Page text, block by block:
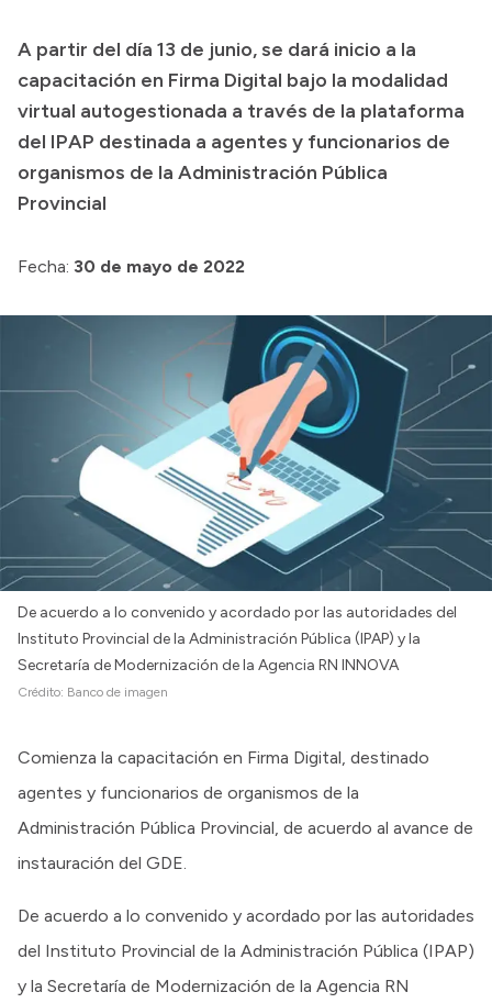
A partir del día 13 de junio, se dará inicio a la
capacitación en Firma Digital bajo la modalidad
virtual autogestionada a través de la plataforma
del IPAP destinada a agentes y funcionarios de
organismos de la Administración Pública
Provincial
Fecha: 30 de mayo de 2022
De acuerdo a lo convenido y acordado por las autoridades del
Instituto Provincial de la Administración Pública (IPAP) y la
Secretaría de Modernización de la Agencia RN INNOVA
Crédito: Banco de imagen
Comienza la capacitación en Firma Digital, destinado
agentes y funcionarios de organismos de la
Administración Pública Provincial, de acuerdo al avance de
instauración del GDE.
De acuerdo a lo convenido y acordado por las autoridades
del Instituto Provincial de la Administración Pública (IPAP)
y la Secretaría de Modernización de la Agencia RN